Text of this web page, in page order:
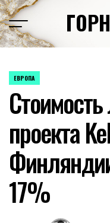
Перейти
к
содержимому
ОПУБЛИКОВАНО
ЕВРОПА
проекта
17%